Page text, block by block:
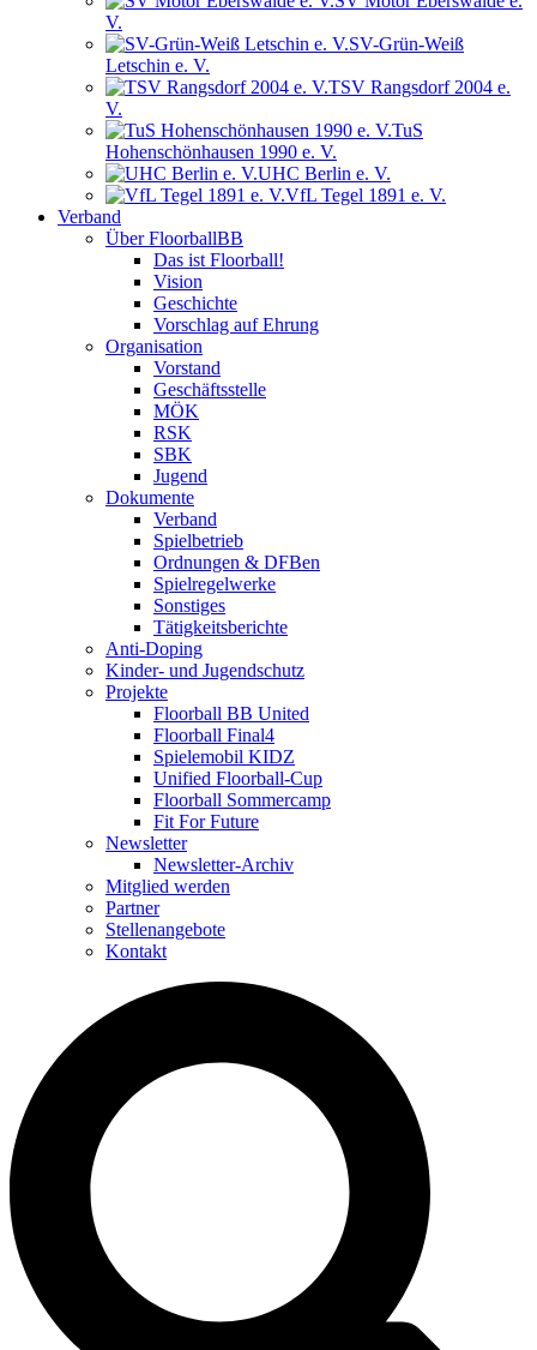
V.
SV-Grün-Weiß
Letschin e. V.
TSV Rangsdorf 2004 e.
V.
TuS
Hohenschönhausen 1990 e. V.
UHC Berlin e. V.
VfL Tegel 1891 e. V.
Verband
Über FloorballBB
Das ist Floorball!
Vision
Geschichte
Vorschlag auf Ehrung
Organisation
Vorstand
Geschäftsstelle
MÖK
RSK
SBK
Jugend
Dokumente
Verband
Spielbetrieb
Ordnungen & DFBen
Spielregelwerke
Sonstiges
Tätigkeitsberichte
Anti-Doping
Kinder- und Jugendschutz
Projekte
Floorball BB United
Floorball Final4
Spielemobil KIDZ
Unified Floorball-Cup
Floorball Sommercamp
Fit For Future
Newsletter
Newsletter-Archiv
Mitglied werden
Partner
Stellenangebote
Kontakt